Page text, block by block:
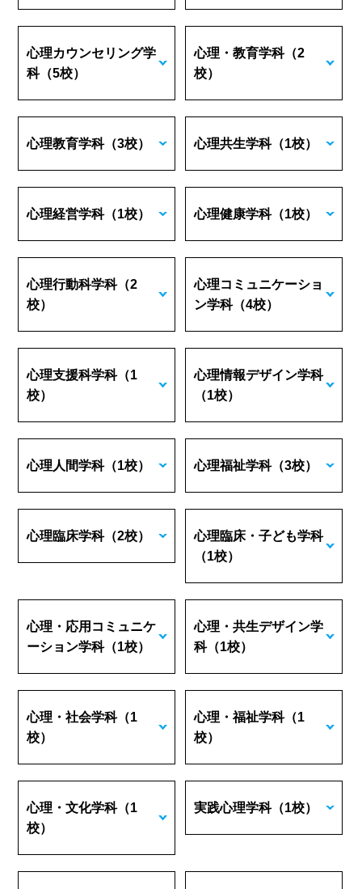
心理カウンセリング学
科（5校）
心理・教育学科（2
校）
心理教育学科（3校） 心理共生学科（1校）
心理経営学科（1校） 心理健康学科（1校）
心理行動科学科（2
校）
心理コミュニケーショ
ン学科（4校）
心理支援科学科（1
校）
心理情報デザイン学科
（1校）
心理人間学科（1校） 心理福祉学科（3校）
心理臨床学科（2校）
心理臨床・子ども学科
（1校）
心理・応用コミュニケ
ーション学科（1校）
心理・共生デザイン学
科（1校）
心理・社会学科（1
校）
心理・福祉学科（1
校）
心理・文化学科（1
校）
実践心理学科（1校）